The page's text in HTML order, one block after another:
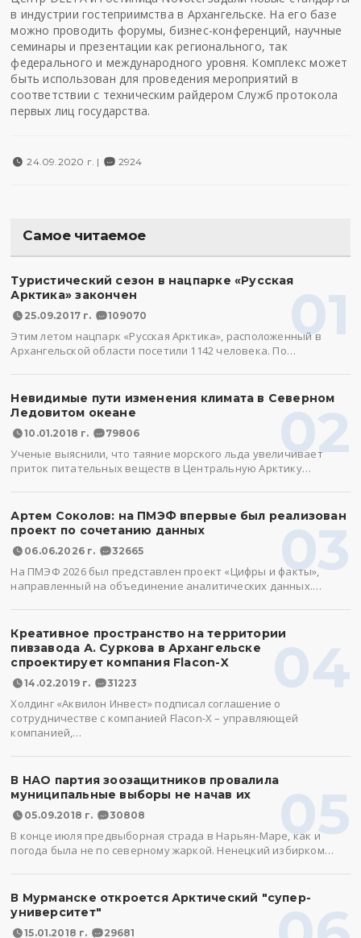
в индустрии гостеприимства в Архангельске. На его базе
можно проводить форумы, бизнес-конференций, научные
семинары и презентации как регионального, так
федерального и международного уровня. Комплекс может
быть использован для проведения мероприятий в
соответствии с техническим райдером Служб протокола
первых лиц государства.
24.09.2020 г. | 2924
Самое читаемое
01
Туристический сезон в нацпарке «Русская
Арктика» закончен
25.09.2017 г. 109070
Этим летом нацпарк «Русская Арктика», расположенный в
Архангельской области посетили 1142 человека. По…
02
Невидимые пути изменения климата в Северном
Ледовитом океане
10.01.2018 г. 79806
Ученые выяснили, что таяние морского льда увеличивает
приток питательных веществ в Центральную Арктику…
03
Артем Соколов: на ПМЭФ впервые был реализован
проект по сочетанию данных
06.06.2026 г. 32665
На ПМЭФ 2026 был представлен проект «Цифры и факты»,
направленный на объединение аналитических данных.…
04
Креативное пространство на территории
пивзавода А. Суркова в Архангельске
спроектирует компания Flacon-X
14.02.2019 г. 31223
Холдинг «Аквилон Инвест» подписал соглашение о
сотрудничестве с компанией Flacon-X – управляющей
компанией,…
05
В НАО партия зоозащитников провалила
муниципальные выборы не начав их
05.09.2018 г. 30808
В конце июля предвыборная страда в Нарьян-Маре, как и
погода была не по северному жаркой. Ненецкий избирком…
В Мурманске откроется Арктический "супер-
университет"
15.01.2018 г. 29681